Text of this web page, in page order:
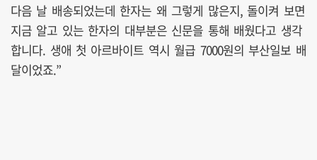
다음 날 배송되었는데 한자는 왜 그렇게 많은지, 돌이켜 보면
지금 알고 있는 한자의 대부분은 신문을 통해 배웠다고 생각
합니다. 생애 첫 아르바이트 역시 월급 7000원의 부산일보 배
달이었죠.”